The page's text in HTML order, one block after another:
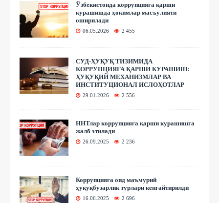
Ўзбекистонда коррупцияга қарши
курашишда ҳокимлар масъулияти
оширилади
06.05.2026 2 455
СУД-ҲУҚУҚ ТИЗИМИДА
КОРРУПЦИЯГА ҚАРШИ КУРАШИШ:
ҲУҚУҚИЙ МЕХАНИЗМЛАР ВА
ИНСТИТУЦИОНАЛ ИСЛОҲОТЛАР
29.01.2026 2 556
ННТлар коррупцияга қарши курашишга
жалб этилади
26.09.2025 2 236
Коррупцияга оид маъмурий
ҳуқуқбузарлик турлари кенгайтирилди
16.06.2025 2 696